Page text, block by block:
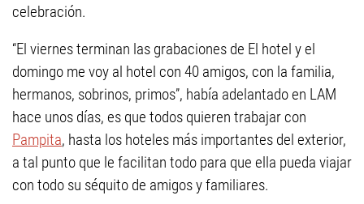
celebración.
“El viernes terminan las grabaciones de El hotel y el
domingo me voy al hotel con 40 amigos, con la familia,
hermanos, sobrinos, primos”, había adelantado en LAM
hace unos días, es que todos quieren trabajar con
Pampita, hasta los hoteles más importantes del exterior,
a tal punto que le facilitan todo para que ella pueda viajar
con todo su séquito de amigos y familiares.